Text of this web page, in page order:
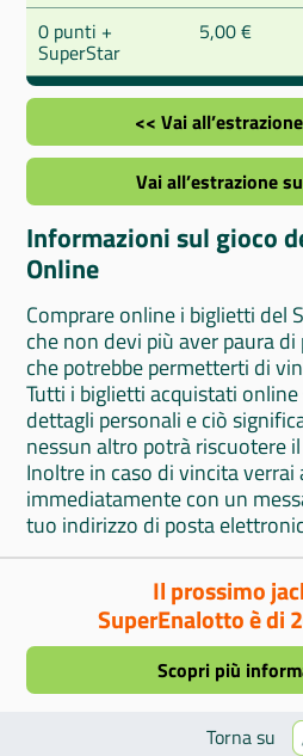
0 punti +
SuperStar
5,00 €
<< Vai
Vai all’estrazione
Informazioni sul gioco
Online
Comprare online i biglietti del
che non devi più aver paura
che potrebbe permetterti di
Tutti i biglietti acquistati
dettagli personali e ciò
nessun altro potrà riscuotere
Inoltre in caso di vincita verrai
immediatamente con un
tuo indirizzo di posta
Il prossimo
SuperEnalotto è di
Scopri più
Torna su